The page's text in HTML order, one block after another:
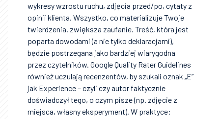
wykresy wzrostu ruchu, zdjęcia przed/po, cytaty z
opinii klienta. Wszystko, co materializuje Twoje
twierdzenia, zwiększa zaufanie. Treść, która jest
poparta dowodami (a nie tylko deklaracjami),
będzie postrzegana jako bardziej wiarygodna
przez czytelników. Google Quality Rater Guidelines
również uczulają recenzentów, by szukali oznak „E”
jak Experience – czyli czy autor faktycznie
doświadczył tego, o czym pisze (np. zdjęcie z
miejsca, własny eksperyment). W praktyce: